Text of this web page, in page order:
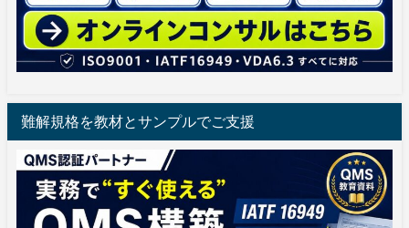
難解規格を教材とサンプルでご支援